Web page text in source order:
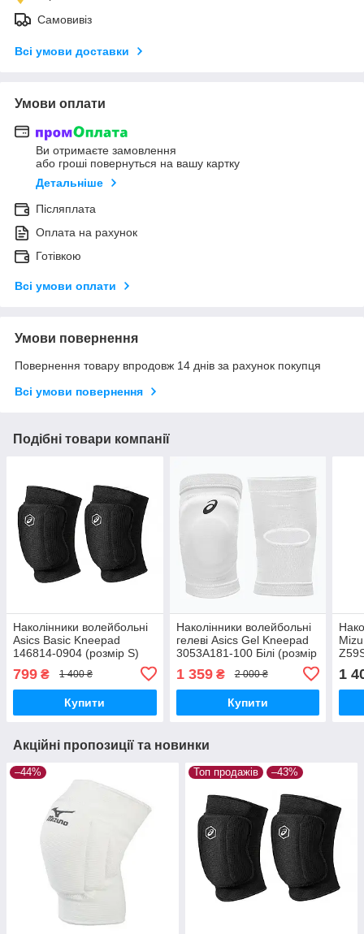
Самовивіз
Всі умови доставки
Умови оплати
Ви отримаєте замовлення
або гроші повернуться на вашу картку
Детальніше
Післяплата
Оплата на рахунок
Готівкою
Всі умови оплати
Умови повернення
Повернення товару впродовж 14 днів за рахунок покупця
Всі умови повернення
Подібні товари компанії
Наколінники волейбольні
Asics Basic Kneepad
146814-0904 (розмір S)
799 ₴ 1 400 ₴
Купити
Наколінники волейбольні
гелеві Asics Gel Kneepad
3053A181-100 Білі (розмір
1 359₴ 2 000 ₴
Купити
1
Акційні пропозиції та новинки
–44% Топ продажів –43%